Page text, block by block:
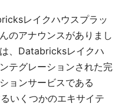
レイクハウスプラッ
のアナウンスがありまし
、Databricksレイクハ
テグレーションされた完
ョンサービスである
いくつかのエキサイテ